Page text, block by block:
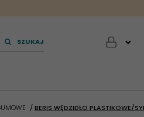
SZUKAJ
BERIS WĘDZIDŁO PLASTIKOWE/